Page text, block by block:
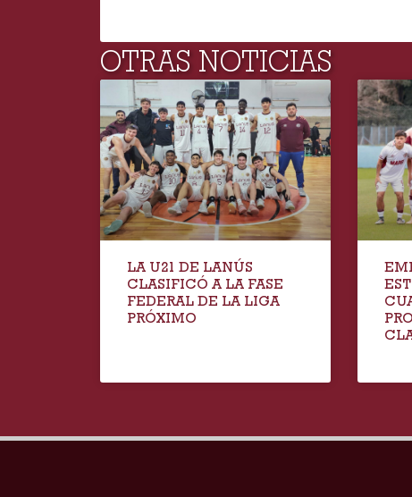
OTRAS NOTICIAS
LA U21 DE LANÚS
CLASIFICÓ A LA FASE
FEDERAL DE LA LIGA
PRÓXIMO